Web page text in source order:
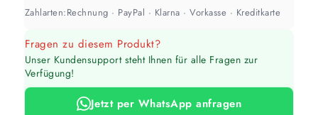
Zahlarten:Rechnung · PayPal · Klarna · Vorkasse · Kreditkarte
Fragen zu diesem Produkt?
Unser Kundensupport steht Ihnen für alle Fragen zur
Verfügung!
Jetzt per WhatsApp anfragen